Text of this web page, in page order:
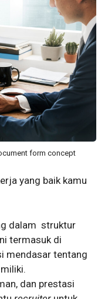
form concept
yang baik kamu
dalam struktur
termasuk di
mendasar tentang
dan prestasi